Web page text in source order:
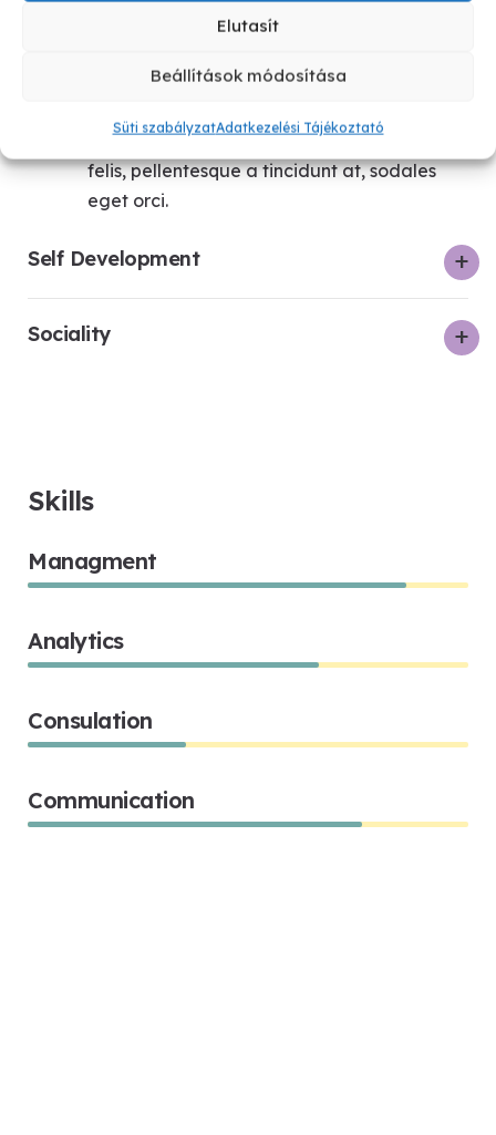
Elutasít
Beállítások módosítása
Süti szabályzatAdatkezelési Tájékoztató
commodo finibus ac eu mi. Nullam neque
felis, pellentesque a tincidunt at, sodales
eget orci.
Self Development
Sociality
Skills
Managment
Analytics
Consulation
Communication